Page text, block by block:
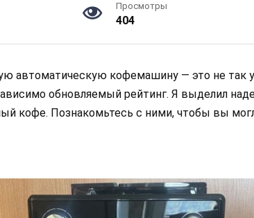
Просмотры
404
автоматическую кофемашину — это не так
обновляемый рейтинг. Я выделил
кофе. Познакомьтесь с ними, чтобы вы